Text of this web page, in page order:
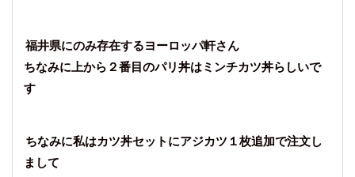
福井県にのみ存在するヨーロッパ軒さん
ちなみに上から２番目のパリ丼はミンチカツ丼らしいで
す
ちなみに私はカツ丼セットにアジカツ１枚追加で注文し
まして